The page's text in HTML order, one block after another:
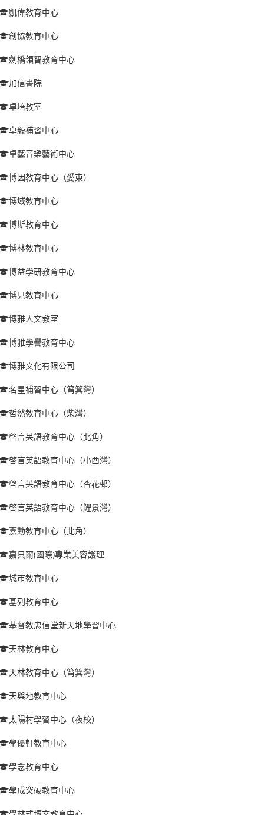
凱偉教育中心
創協教育中心
劍橋領智教育中心
加信書院
卓培教室
卓毅補習中心
卓藝音樂藝術中心
博因教育中心（愛東）
博域教育中心
博斯教育中心
博林教育中心
博益學研教育中心
博見教育中心
博雅人文教室
博雅學譽教育中心
博雅文化有限公司
名星補習中心（筲箕灣）
哲然教育中心（柴灣）
啓言英語教育中心（北角）
啓言英語教育中心（小西灣）
啓言英語教育中心（杏花邨）
啓言英語教育中心（鯉景灣）
嘉勳教育中心（北角）
嘉貝爾(國際)專業美容護理
城市教育中心
基列教育中心
基督教忠信堂新天地學習中心
天林教育中心
天林教育中心（筲箕灣）
天與地教育中心
太陽村學習中心（夜校）
學優軒教育中心
學念教育中心
學成突破教育中心